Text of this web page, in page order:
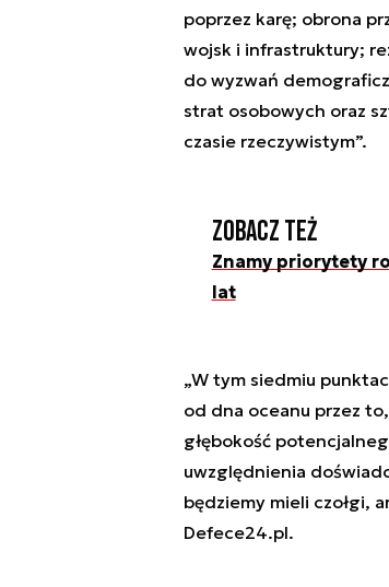
poprzez karę; obrona
wojsk i infrastruktury;
do wyzwań
strat osobowych oraz
czasie rzeczywistym”.
Zobacz też
Znamy priorytety
lat
„W tym siedmiu
od dna oceanu przez
głębokość
uwzględnienia
będziemy mieli czołgi,
Defece24.pl.